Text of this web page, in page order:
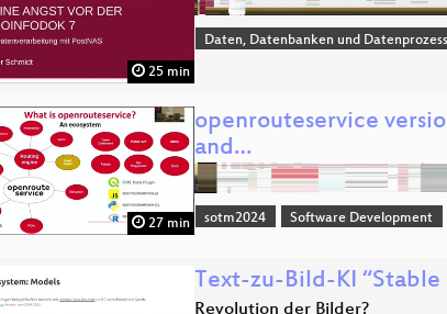
25 min
Daten, Datenbanken und
27 min
openrouteservice
and…
sotm2024 Software Development
Text-zu-Bild-KI “Stable